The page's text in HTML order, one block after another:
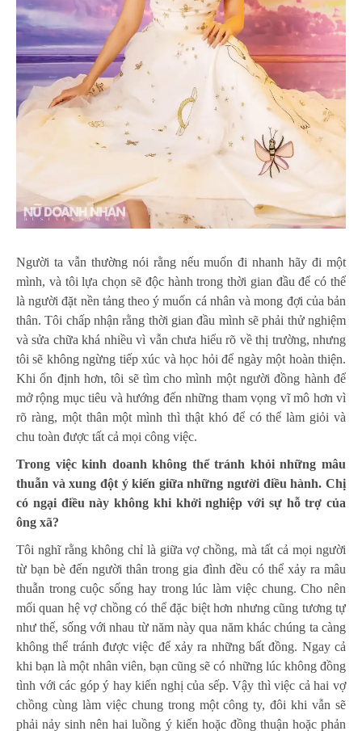
Người ta vẫn thường nói rằng nếu muốn đi nhanh hãy đi một
mình, và tôi lựa chọn sẽ độc hành trong thời gian đầu để có thể
là người đặt nền tảng theo ý muốn cá nhân và mong đợi của bản
thân. Tôi chấp nhận rằng thời gian đầu mình sẽ phải thử nghiệm
và sửa chữa khá nhiều vì vẫn chưa hiểu rõ về thị trường, nhưng
tôi sẽ không ngừng tiếp xúc và học hỏi để ngày một hoàn thiện.
Khi ổn định hơn, tôi sẽ tìm cho mình một người đồng hành để
mở rộng mục tiêu và hướng đến những tham vọng vĩ mô hơn vì
rõ ràng, một thân một mình thì thật khó để có thể làm giỏi và
chu toàn được tất cả mọi công việc.
Trong việc kinh doanh không thể tránh khỏi những mâu
thuẫn và xung đột ý kiến giữa những người điều hành. Chị
có ngại điều này không khi khởi nghiệp với sự hỗ trợ của
ông xã?
Tôi nghĩ rằng không chỉ là giữa vợ chồng, mà tất cả mọi người
từ bạn bè đến người thân trong gia đình đều có thể xảy ra mâu
thuẫn trong cuộc sống hay trong lúc làm việc chung. Cho nên
mối quan hệ vợ chồng có thể đặc biệt hơn nhưng cũng tương tự
như thế, sống với nhau từ năm này qua năm khác chúng ta càng
không thể tránh được việc để xảy ra những bất đồng. Ngay cả
khi bạn là một nhân viên, bạn cũng sẽ có những lúc không đồng
tình với các góp ý hay kiến nghị của sếp. Vậy thì việc cả hai vợ
chồng cùng làm việc chung trong một công ty, đôi khi vẫn sẽ
phải nảy sinh nên hai luồng ý kiến hoặc đồng thuận hoặc phản